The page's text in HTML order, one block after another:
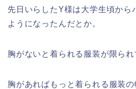
先日いらしたY様は大学生頃から
ようになったんだとか。
胸がないと着られる服装が限ら
胸があればもっと着られる服装